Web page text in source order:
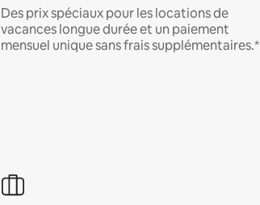
Des prix spéciaux pour les locations de
vacances longue durée et un paiement
mensuel unique sans frais supplémentaires.*